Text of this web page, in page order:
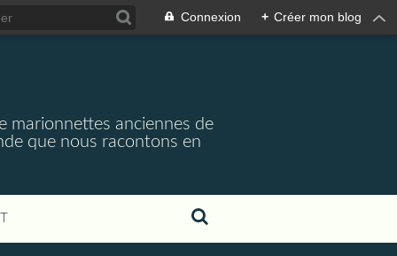
Connexion + Créer mon blog
marionnettes anciennes de
que nous racontons en